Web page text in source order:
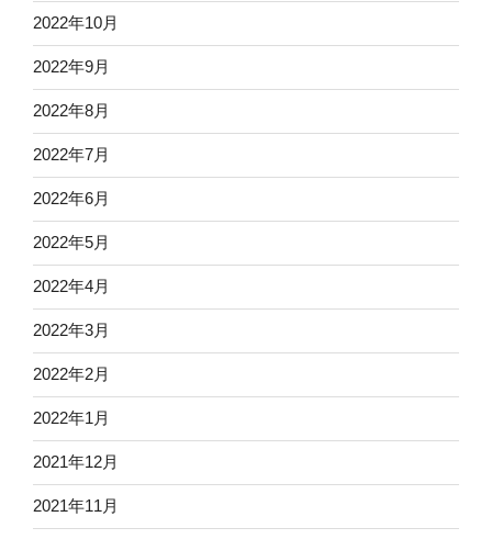
2022年10月
2022年9月
2022年8月
2022年7月
2022年6月
2022年5月
2022年4月
2022年3月
2022年2月
2022年1月
2021年12月
2021年11月